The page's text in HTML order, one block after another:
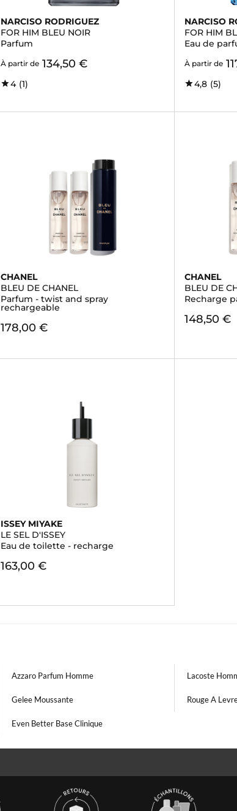
NARCISO RODRIGUEZ
FOR HIM BLEU NOIR
Parfum
À partir de 134,50 €
4 (1)
NARCISO
FOR HIM
Eau de
À partir de
4,8 (5)
CHANEL
BLEU DE CHANEL
Parfum - twist and spray
rechargeable
178,00 €
CHANEL
BLEU DE
Recharge
148,50 €
ISSEY MIYAKE
LE SEL D'ISSEY
Eau de toilette - recharge
163,00 €
Azzaro Parfum Homme Lacoste
Gelee Moussante Rouge A
Even Better Base Clinique